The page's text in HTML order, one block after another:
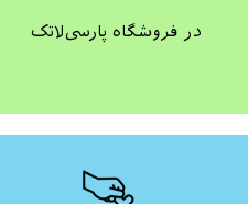
در فروشگاه پارسی‌لاتک